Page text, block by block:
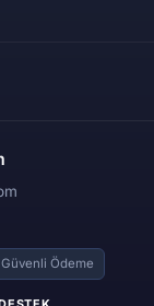
Güvenli Ödeme